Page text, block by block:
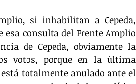
si inhabilitan a Cepeda,
esa consulta del Frente Amplio
de Cepeda, obviamente la
votos, porque en la última
está totalmente anulado ante el